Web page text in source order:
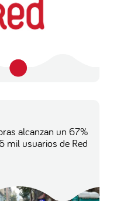
alcanzan un 67%
mil usuarios de Red